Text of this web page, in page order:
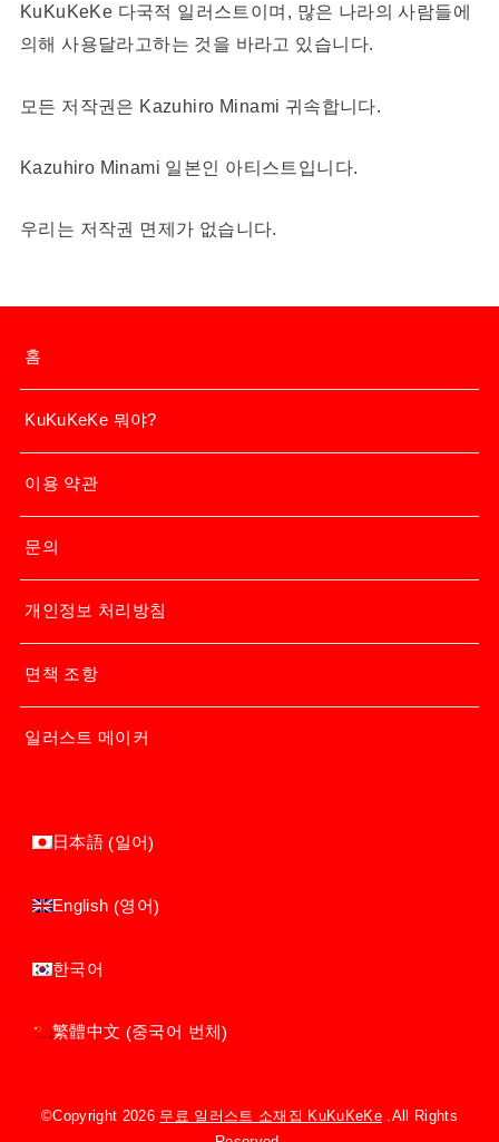
KuKuKeKe 다국적 일러스트이며, 많은 나라의 사람들에
의해 사용달라고하는 것을 바라고 있습니다.
모든 저작권은 Kazuhiro Minami 귀속합니다.
Kazuhiro Minami 일본인 아티스트입니다.
우리는 저작권 면제가 없습니다.
홈
KuKuKeKe 뭐야?
이용 약관
문의
개인정보 처리방침
면책 조항
일러스트 메이커
日本語 (일어)
English (영어)
한국어
繁體中文 (중국어 번체)
©Copyright 2026 무료 일러스트 소재집 KuKuKeKe.All Rights